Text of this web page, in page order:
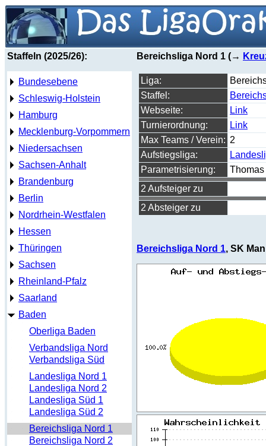
Staffeln (2025/26):
Bundesebene
Schleswig-Holstein
Hamburg
Mecklenburg-Vorpommern
Niedersachsen
Sachsen-Anhalt
Brandenburg
Berlin
Nordrhein-Westfalen
Hessen
Thüringen
Sachsen
Rheinland-Pfalz
Saarland
Baden
Oberliga Baden
Verbandsliga Nord
Verbandsliga Süd
Landesliga Nord 1
Landesliga Nord 2
Landesliga Süd 1
Landesliga Süd 2
Bereichsliga Nord 1
Bereichsliga Nord 2
Bereichsliga Nord 1 (→
Liga:
Staffel:
Webseite:
Link
Turnierordnung:
Link
Max Teams / Verein: 2
Aufstiegsliga:
Parametrisierung:
2 Aufsteiger zu
2 Absteiger zu
Bereichsliga Nord 1, SK